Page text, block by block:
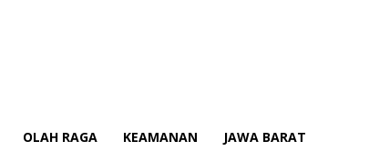
OLAH RAGA KEAMANAN JAWA BARAT